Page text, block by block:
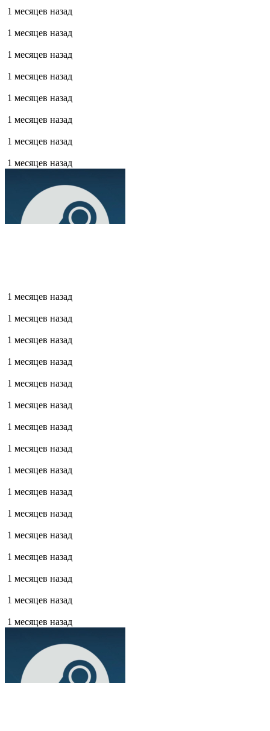
1 месяцев назад
1 месяцев назад
1 месяцев назад
1 месяцев назад
1 месяцев назад
1 месяцев назад
1 месяцев назад
1 месяцев назад
1 месяцев назад
1 месяцев назад
1 месяцев назад
1 месяцев назад
1 месяцев назад
1 месяцев назад
1 месяцев назад
1 месяцев назад
1 месяцев назад
1 месяцев назад
1 месяцев назад
1 месяцев назад
1 месяцев назад
1 месяцев назад
1 месяцев назад
1 месяцев назад